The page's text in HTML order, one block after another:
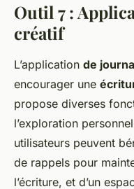
Outil 7 :
créatif
L’application de
encourager une
propose diverses
l’exploration
utilisateurs peuvent
de rappels pour
l’écriture, et d’un